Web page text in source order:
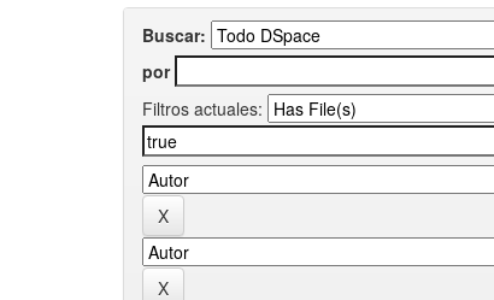
Buscar:
por
Filtros actuales: